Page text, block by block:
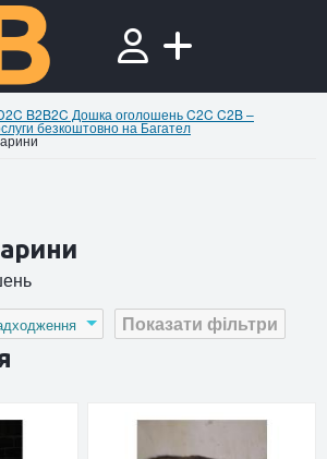
B2B2C Дошка оголошень C2C C2B –
безкоштовно на Багател
Показати фільтри